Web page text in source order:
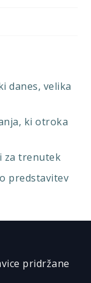
danes, velika
ki otroka
za trenutek
predstavitev
pridržane